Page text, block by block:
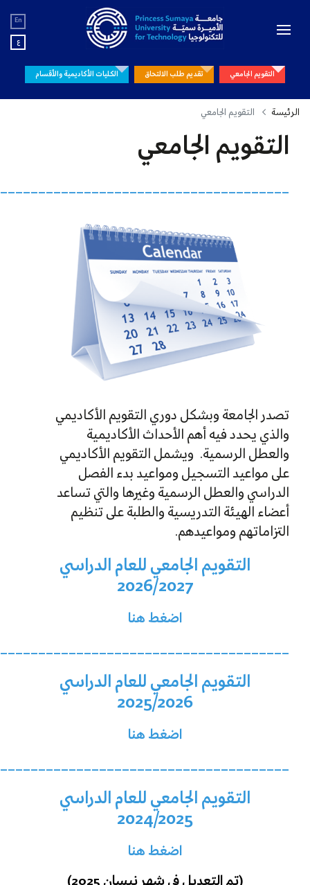
En
ع
التقويم الجامعي تقديم طلب الالتحاق الكليات الأكاديمية والأقسام
الرئيسة التقويم الجامعي
التقويم الجامعي
تصدر الجامعة وبشكل دوري التقويم الأكاديمي
والذي يحدد فيه أهم الأحداث الأكاديمية
والعطل الرسمية. ويشمل التقويم الأكاديمي
على مواعيد التسجيل ومواعيد بدء الفصل
الدراسي والعطل الرسمية وغيرها والتي تساعد
أعضاء الهيئة التدريسية والطلبة على تنظيم
التزاماتهم ومواعيدهم.
التقويم الجامعي للعام الدراسي
2026/2027
اضغط هنا
التقويم الجامعي للعام الدراسي
2025/2026
اضغط هنا
التقويم الجامعي للعام الدراسي
2024/2025
اضغط هنا